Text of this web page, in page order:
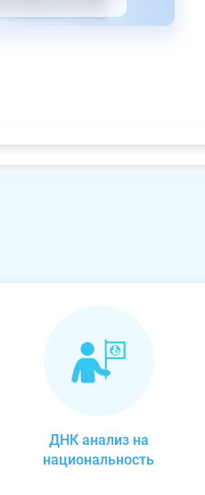
ДНК анализ на
национальность